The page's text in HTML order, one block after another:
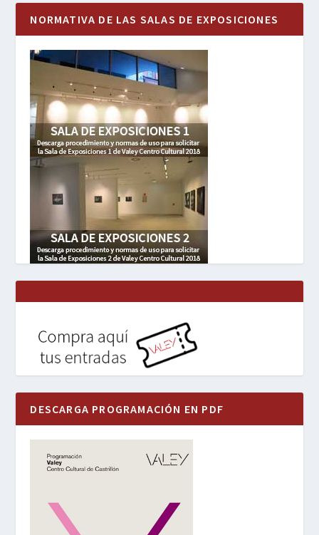
NORMATIVA DE LAS SALAS DE EXPOSICIONES
DESCARGA PROGRAMACIÓN EN PDF